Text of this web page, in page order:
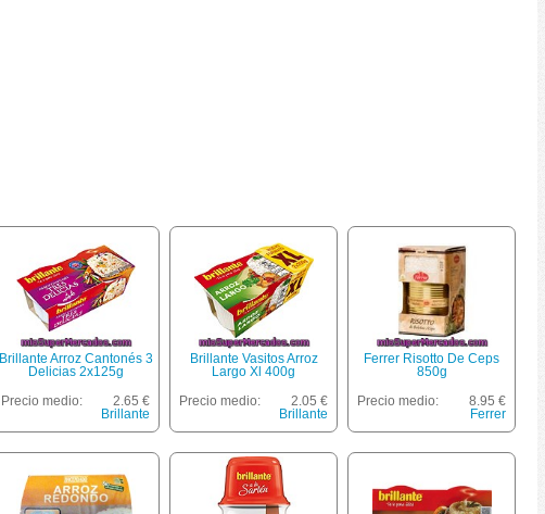
Brillante Arroz Cantonés 3
Delicias 2x125g
Precio medio:
2.65 €
Brillante
Brillante Vasitos Arroz
Largo Xl 400g
Precio medio:
2.05 €
Brillante
Ferrer Risotto De Ceps
850g
Precio medio:
8.95 €
Ferrer